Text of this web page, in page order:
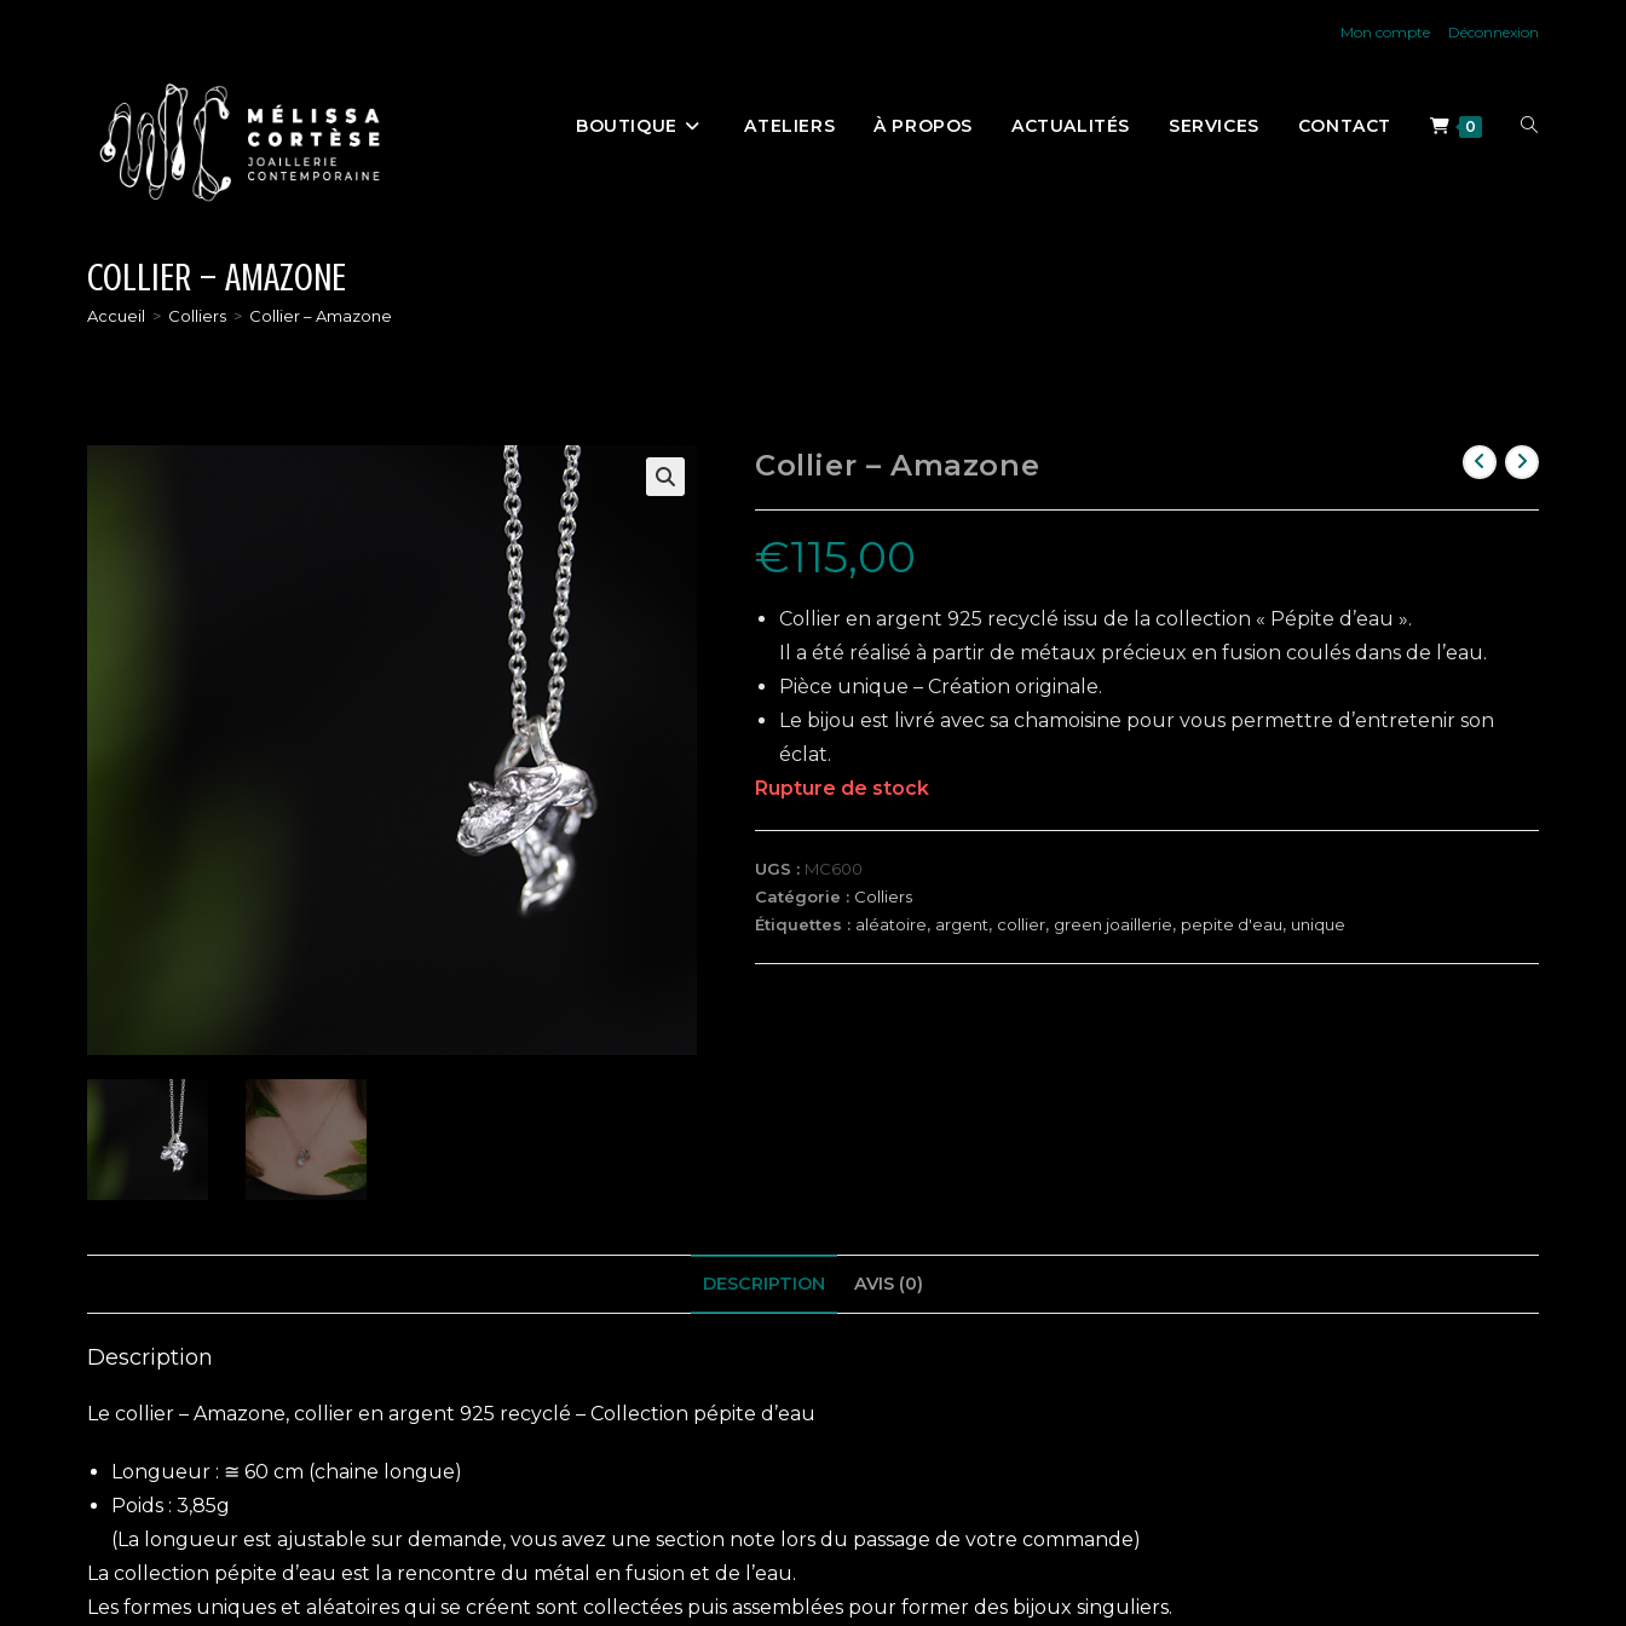
Mon compte Déconnexion
BOUTIQUE ATELIERS À PROPOS ACTUALITÉS SERVICES CONTACT 0 TOGGLE
COLLIER – AMAZONE
Accueil > Colliers > Collier – Amazone
Collier – Amazone
€115,00
Collier en argent 925 recyclé issu de la collection « Pépite d’eau ».
Il a été réalisé à partir de métaux précieux en fusion coulés dans de l’eau.
Pièce unique – Création originale.
Le bijou est livré avec sa chamoisine pour vous permettre d’entretenir son
éclat.
Rupture de stock
UGS : MC600
Catégorie : Colliers
Étiquettes : aléatoire, argent, collier, green joaillerie, pepite d'eau, unique
DESCRIPTION AVIS (0)
Description
Le collier – Amazone, collier en argent 925 recyclé – Collection pépite d’eau
Longueur : ≅ 60 cm (chaine longue)
Poids : 3,85g
(La longueur est ajustable sur demande, vous avez une section note lors du passage de votre commande)
La collection pépite d’eau est la rencontre du métal en fusion et de l’eau.
Les formes uniques et aléatoires qui se créent sont collectées puis assemblées pour former des bijoux singuliers.